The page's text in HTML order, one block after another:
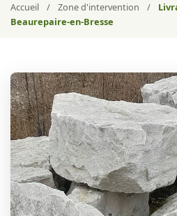
Accueil / Zone d'intervention /
Beaurepaire-en-Bresse